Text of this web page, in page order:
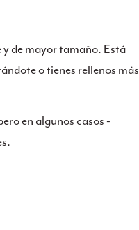
y de mayor tamaño. Está
o tienes rellenos más
en algunos casos -